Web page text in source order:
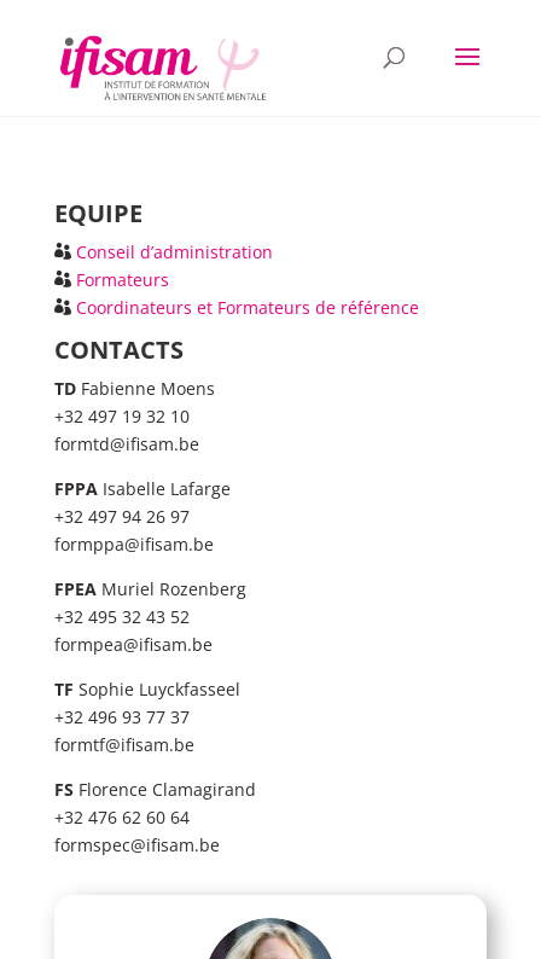
EQUIPE
Conseil d’administration
Formateurs
Coordinateurs et Formateurs de référence
CONTACTS
TD Fabienne Moens
+32 497 19 32 10
formtd@ifisam.be
FPPA Isabelle Lafarge
+32 497 94 26 97
formppa@ifisam.be
FPEA Muriel Rozenberg
+32 495 32 43 52
formpea@ifisam.be
TF Sophie Luyckfasseel
+32 496 93 77 37
formtf@ifisam.be
FS Florence Clamagirand
+32 476 62 60 64
formspec@ifisam.be